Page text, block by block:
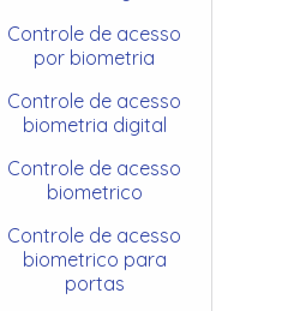
Controle de acesso
por biometria
Controle de acesso
biometria digital
Controle de acesso
biometrico
Controle de acesso
biometrico para
portas